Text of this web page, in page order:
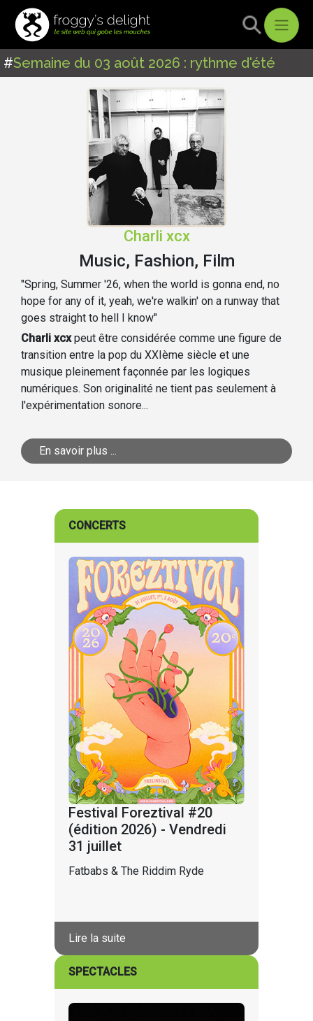
#Semaine du 03 août 2026 : rythme d'été
Charli xcx
Music, Fashion, Film
"Spring, Summer '26, when the world is gonna end, no
hope for any of it, yeah, we're walkin' on a runway that
goes straight to hell I know"
Charli xcxpeut être considérée comme une figure de
transition entre la pop du XXIème siècle et une
musique pleinement façonnée par les logiques
numériques. Son originalité ne tient pas seulement à
l'expérimentation sonore...
En savoir plus ...
CONCERTS
Festival Foreztival #20
(édition 2026) - Vendredi
31 juillet
Fatbabs & The Riddim Ryde
Lire la suite
SPECTACLES